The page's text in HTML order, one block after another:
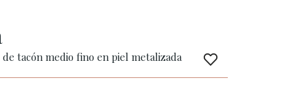
de tacón medio fino en piel metalizada